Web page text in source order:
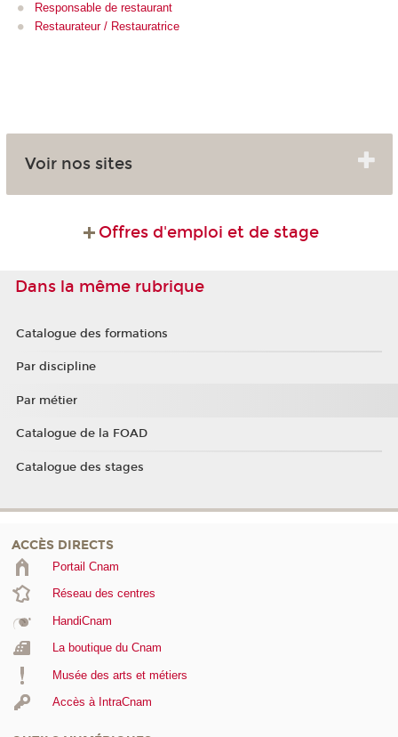
Responsable de restaurant
Restaurateur / Restauratrice
Voir nos sites
Offres d'emploi et de stage
Dans la même rubrique
Catalogue des formations
Par discipline
Par métier
Catalogue de la FOAD
Catalogue des stages
ACCÈS DIRECTS
Portail Cnam
Réseau des centres
HandiCnam
La boutique du Cnam
Musée des arts et métiers
Accès à IntraCnam